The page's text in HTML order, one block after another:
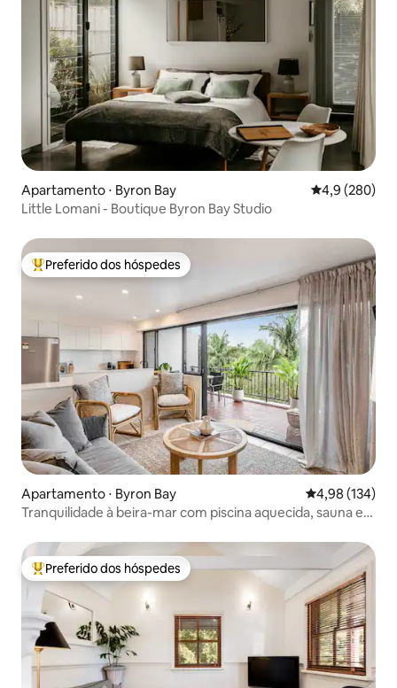
Apartamento ⋅ Byron Bay 4,9 de uma
4,9 (280)
Little Lomani - Boutique Byron Bay Studio
Entre os melhores preferidos dos hóspedes
Preferido dos hóspedes
Apartamento ⋅ Byron Bay 4,98 de uma
4,98 (134)
Tranquilidade à beira-mar com piscina aquecida, sauna e
Entre os melhores preferidos dos hóspedes
Preferido dos hóspedes